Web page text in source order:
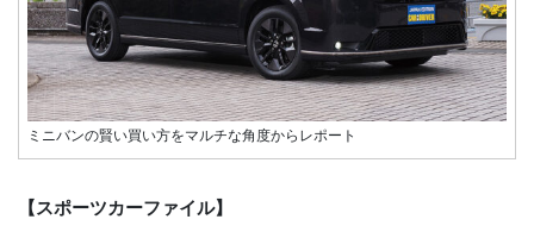
ミニバンの賢い買い方をマルチな角度からレポート
【スポーツカーファイル】